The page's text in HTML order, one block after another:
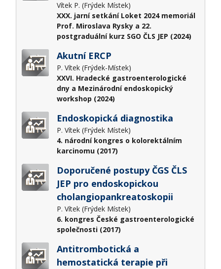
Vítek P. (Frýdek Místek)
XXX. jarní setkání Loket 2024 memoriál
Prof. Miroslava Rysky a 22.
postgraduální kurz SGO ČLS JEP (2024)
Akutní ERCP
P. Vítek (Frýdek-Místek)
XXVI. Hradecké gastroenterologické
dny a Mezinárodní endoskopický
workshop (2024)
Endoskopická diagnostika
P. Vítek (Frýdek Místek)
4. národní kongres o kolorektálním
karcinomu (2017)
Doporučené postupy ČGS ČLS
JEP pro endoskopickou
cholangiopankreatoskopii
P. Vítek (Frýdek Místek)
6. kongres České gastroenterologické
společnosti (2017)
Antitrombotická a
hemostatická terapie při